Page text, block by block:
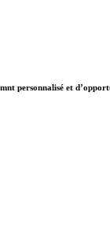
personnalisé et